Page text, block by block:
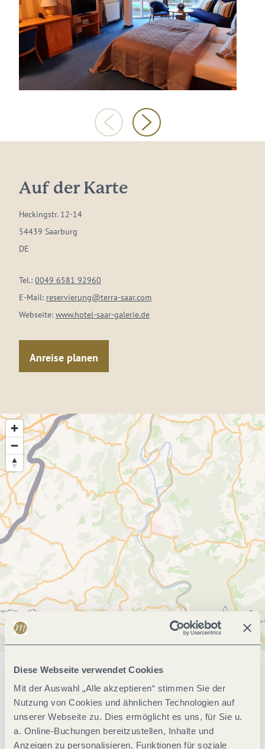
Diese Webseite verwendet Cookies
Mit der Auswahl „Alle akzeptieren“ stimmen Sie der
Nutzung von Cookies und ähnlichen Technologien auf
unserer Webseite zu. Dies ermöglicht es uns, für Sie u.
a. Online-Buchungen bereitzustellen, Inhalte und
Anzeigen zu personalisieren, Funktionen für soziale
Auf der Karte
Heckingstr. 12-14
54439 Saarburg
DE
Tel.: 0049 6581 92960
E-Mail: reservierung@terra-saar.com
Webseite: www.hotel-saar-galerie.de
Anreise planen
Klassifikationen